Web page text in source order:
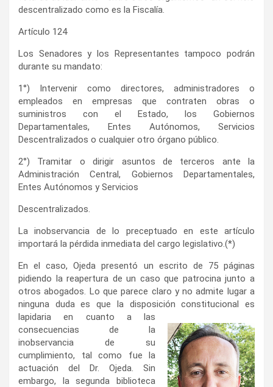
descentralizado como es la Fiscalía.
Artículo 124
Los Senadores y los Representantes tampoco podrán
durante su mandato:
1°) Intervenir como directores, administradores o
empleados en empresas que contraten obras o
suministros con el Estado, los Gobiernos
Departamentales, Entes Autónomos, Servicios
Descentralizados o cualquier otro órgano público.
2°) Tramitar o dirigir asuntos de terceros ante la
Administración Central, Gobiernos Departamentales,
Entes Autónomos y Servicios
Descentralizados.
La inobservancia de lo preceptuado en este artículo
importará la pérdida inmediata del cargo legislativo.(*)
En el caso, Ojeda presentó un escrito de 75 páginas
pidiendo la reapertura de un caso que patrocina junto a
otros abogados. Lo que parece claro y no admite lugar a
ninguna duda es que la disposición constitucional es
lapidaria en cuanto a las
consecuencias de la
inobservancia de su
cumplimiento, tal como fue la
actuación del Dr. Ojeda. Sin
embargo, la segunda biblioteca